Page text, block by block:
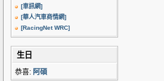
[車訊網]
[華人汽車商情網]
[RacingNet WRC]
生日
恭喜: 阿碩